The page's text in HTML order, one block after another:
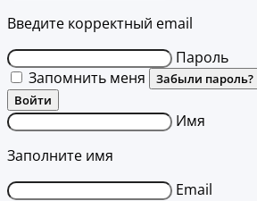
Введите корректный email
Пароль
Запомнить меня
Забыли пароль?
Войти
Имя
Заполните имя
Email